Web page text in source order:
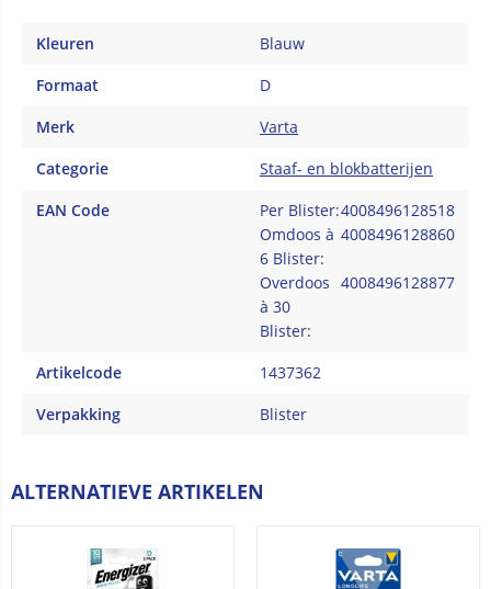
Kleuren
Blauw
Formaat
D
Merk
Varta
Categorie
Staaf- en blokbatterijen
EAN Code
Per Blister:4008496128518
Omdoos à
6 Blister:
4008496128860
Overdoos
à 30
Blister:
4008496128877
Artikelcode
1437362
Verpakking
Blister
ALTERNATIEVE ARTIKELEN